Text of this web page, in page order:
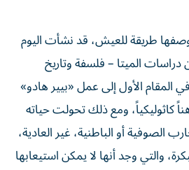
طريقة للعيش، قد نشأت اليوم
الميتا – فلسفة وتاريخ
المقام الأول إلى عمل «بيير هادو»
كاثوليكياً، ومع ذلك تحولت حياته
الصوفية أو الباطنية، غير العادية،
والتي وجد أنها لا يمكن استيعابها